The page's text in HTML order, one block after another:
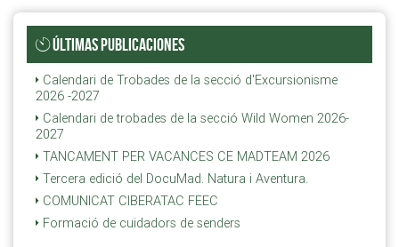
ÚLTIMAS PUBLICACIONES
Calendari de Trobades de la secció d'Excursionisme
2026 -2027
Calendari de trobades de la secció Wild Women 2026-
2027
TANCAMENT PER VACANCES CE MADTEAM 2026
Tercera edició del DocuMad. Natura i Aventura.
COMUNICAT CIBERATAC FEEC
Formació de cuidadors de senders